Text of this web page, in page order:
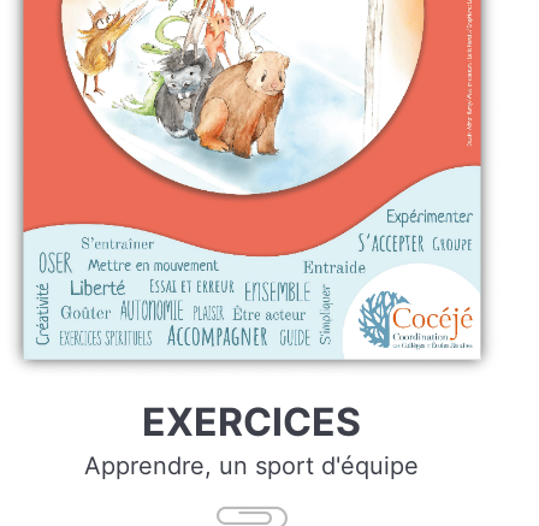
EXERCICES
Apprendre, un sport d'équipe